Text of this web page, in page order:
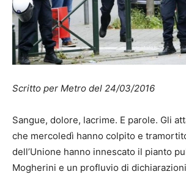
Scritto per Metro del 24/03/2016
Sangue, dolore, lacrime. E parole. Gli
che mercoledì hanno colpito e
dell’Unione hanno innescato il pianto
Mogherini e un profluvio di